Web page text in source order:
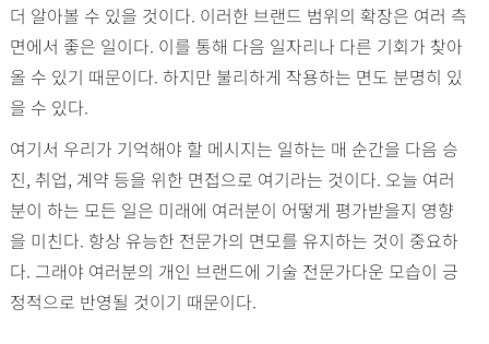
더 알아볼 수 있을 것이다. 이러한 브랜드 범위의 확장은 여러 측
면에서 좋은 일이다. 이를 통해 다음 일자리나 다른 기회가 찾아
올 수 있기 때문이다. 하지만 불리하게 작용하는 면도 분명히 있
을 수 있다.
여기서 우리가 기억해야 할 메시지는 일하는 매 순간을 다음 승
진, 취업, 계약 등을 위한 면접으로 여기라는 것이다. 오늘 여러
분이 하는 모든 일은 미래에 여러분이 어떻게 평가받을지 영향
을 미친다. 항상 유능한 전문가의 면모를 유지하는 것이 중요하
다. 그래야 여러분의 개인 브랜드에 기술 전문가다운 모습이 긍
정적으로 반영될 것이기 때문이다.